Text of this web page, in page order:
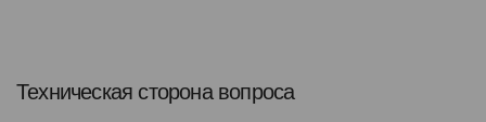
Техническая сторона вопроса